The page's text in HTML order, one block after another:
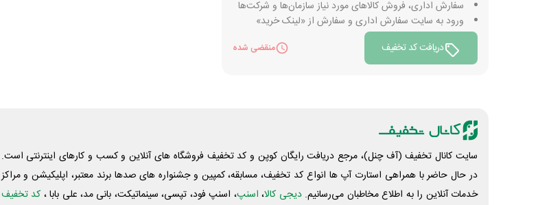
سفارش اداری، فروش کالاهای مورد نیاز سازمان‌ها و شرکت‌ها
ورود به سایت سفارش اداری و سفارش از «لینک خرید»
دریافت کد تخفیف
منقضی شده
سایت کانال تخفیف (آف چنل)، مرجع دریافت رایگان کوپن و کد تخفیف فروشگاه های آنلاین و کسب و‌ کارهای اینترنتی است.
در حال حاضر با همراهی استارت آپ ها انواع کد تخفیف، مسابقه، کمپین و جشنواره های صدها برند معتبر، اپلیکیشن و مراکز
خدمات آنلاین را به اطلاع مخاطبان می‌رسانیم. دیجی کالا، اسنپ، اسنپ فود، تپسی، سینماتیکت، بانی مد، علی‌ بابا ، کد تخفیف